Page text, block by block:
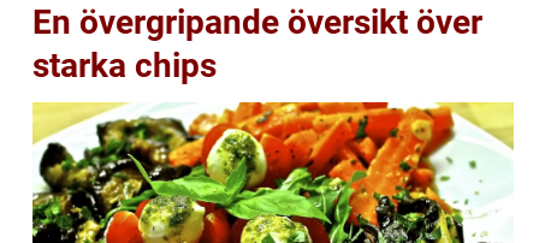
En övergripande översikt över
starka chips